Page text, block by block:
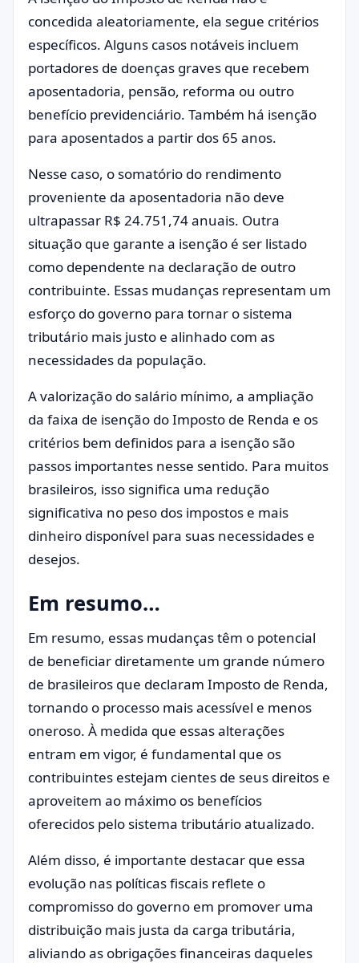
concedida aleatoriamente, ela segue critérios
específicos. Alguns casos notáveis incluem
portadores de doenças graves que recebem
aposentadoria, pensão, reforma ou outro
benefício previdenciário. Também há isenção
para aposentados a partir dos 65 anos.
Nesse caso, o somatório do rendimento
proveniente da aposentadoria não deve
ultrapassar R$ 24.751,74 anuais. Outra
situação que garante a isenção é ser listado
como dependente na declaração de outro
contribuinte. Essas mudanças representam um
esforço do governo para tornar o sistema
tributário mais justo e alinhado com as
necessidades da população.
A valorização do salário mínimo, a ampliação
da faixa de isenção do Imposto de Renda e os
critérios bem definidos para a isenção são
passos importantes nesse sentido. Para muitos
brasileiros, isso significa uma redução
significativa no peso dos impostos e mais
dinheiro disponível para suas necessidades e
desejos.
Em resumo…
Em resumo, essas mudanças têm o potencial
de beneficiar diretamente um grande número
de brasileiros que declaram Imposto de Renda,
tornando o processo mais acessível e menos
oneroso. À medida que essas alterações
entram em vigor, é fundamental que os
contribuintes estejam cientes de seus direitos e
aproveitem ao máximo os benefícios
oferecidos pelo sistema tributário atualizado.
Além disso, é importante destacar que essa
evolução nas políticas fiscais reflete o
compromisso do governo em promover uma
distribuição mais justa da carga tributária,
aliviando as obrigações financeiras daqueles